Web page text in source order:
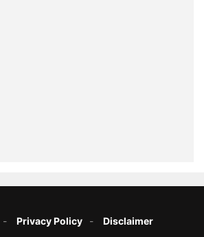
Privacy Policy Disclaimer